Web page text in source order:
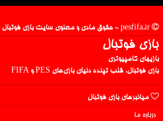
بازی فوتبال
بازیهای کامپیوتری
بازی فوتبال، قلب تپنده دنیای بازی‌های PES و FIFA
میانبرهای بازی فوتبال
درباره ما